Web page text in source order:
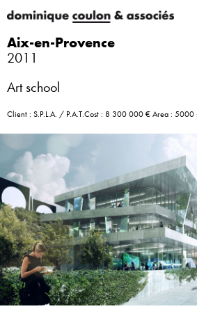
Aix-en-Provence
2011
Art school
Client : S.P.L.A. / P.A.T.Cost : 8 300 000 € Area : 5000